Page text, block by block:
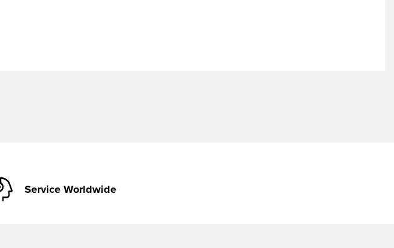
Service Worldwide